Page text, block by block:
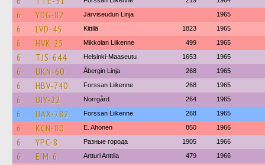
6 YDG-82 Järviseudun Linja 1965
6 LVD-45 Kittilä 1823 1965
6 HVK-25 Mikkolan Liikenne 499 1965
6 TJS-644 Helsinki-Maaseutu 1653 1965
6 UKN-60 Åbergin Linja 268 1965
6 HBV-740 Forssan Liikenne 268 1965
6 UIY-22 Norrgård 264 1965
6 HAX-782 Forssan Liikenne 268 1965
6 KCN-80 E. Ahonen 850 1966
6 YPC-8 Разные города 1905 1966
6 EIM-6 Artturi Anttila 479 1966